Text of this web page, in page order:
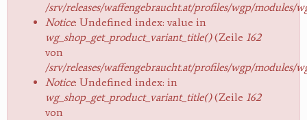
/srv/releases/waffengebraucht.at/profiles/wgp/modules/
Notice: Undefined index: value in
wg_shop_get_product_variant_title()(Zeile 162
von
/srv/releases/waffengebraucht.at/profiles/wgp/modules/
Notice: Undefined index: in
wg_shop_get_product_variant_title()(Zeile 162
von